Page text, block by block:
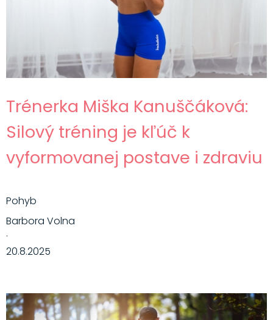
Trénerka Miška Kanuščáková:
Silový tréning je kľúč k
vyformovanej postave i zdraviu
Pohyb
Barbora Volna
·
20.8.2025